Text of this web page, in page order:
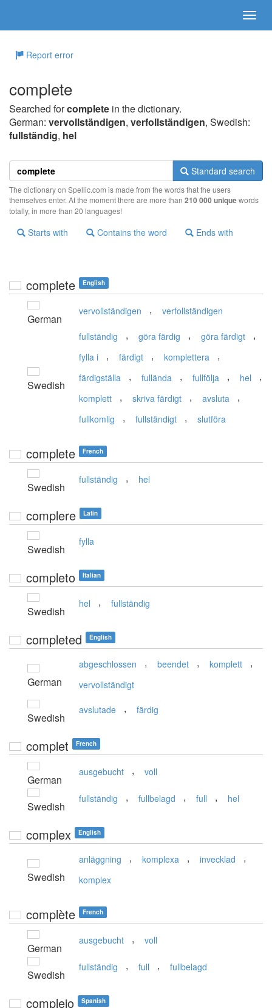
Report error
complete
Searched forcomplete in the dictionary.
German: vervollständigen, verfollständigen, Swedish:
fullständig, hel
Standard search
The dictionary on Spellic.com is made from the words that the users
themselves enter. At the moment there are more than 210 000 uniquewords
totally, in more than 20 languages!
Starts with Contains the word Ends with
complete English
German
vervollständigen , verfollständigen
Swedish
fullständig , göra färdig , göra färdigt ,
fylla i , färdigt , komplettera ,
färdigställa , fullända , fullfölja , hel ,
komplett , skriva färdigt , avsluta ,
fullkomlig , fullständigt , slutföra
complete French
Swedish
fullständig , hel
complere Latin
Swedish
fylla
completo Italian
Swedish
hel , fullständig
completed English
German
abgeschlossen , beendet , komplett ,
vervollständigt
Swedish
avslutade , färdig
complet French
German
ausgebucht , voll
Swedish
fullständig , fullbelagd , full , hel
complex English
Swedish
anläggning , komplexa , invecklad ,
komplex
complète French
German
ausgebucht , voll
Swedish
fullständig , full , fullbelagd
complejo Spanish